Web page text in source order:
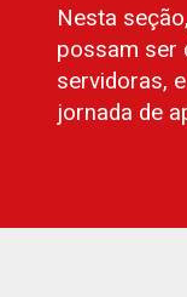
Nesta
possam ser
servidoras,
jornada de